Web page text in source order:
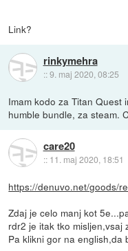
Link?
rinkymehra
::9. maj 2020, 08:25
Imam kodo za Titan Quest
humble bundle, za steam.
care20
:: 11. maj 2020, 18:51
https://denuvo.net/goods/
Zdaj je celo manj kot
rdr2 je itak tko misljen,vsaj
Pa klikni gor na english,da